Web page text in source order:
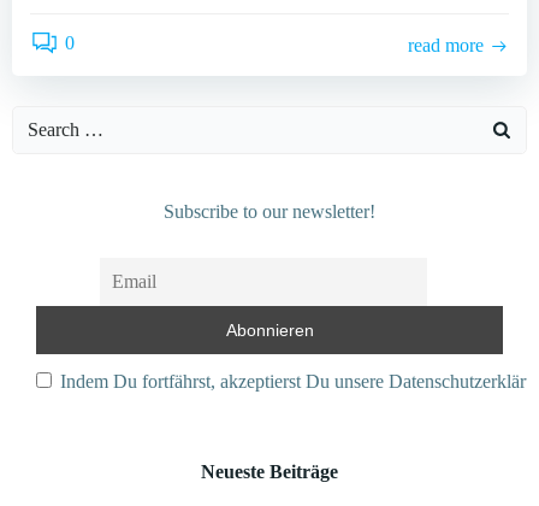
0 read more
Search
Subscribe to our newsletter!
Indem Du fortfährst, akzeptierst Du unsere
Neueste Beiträge